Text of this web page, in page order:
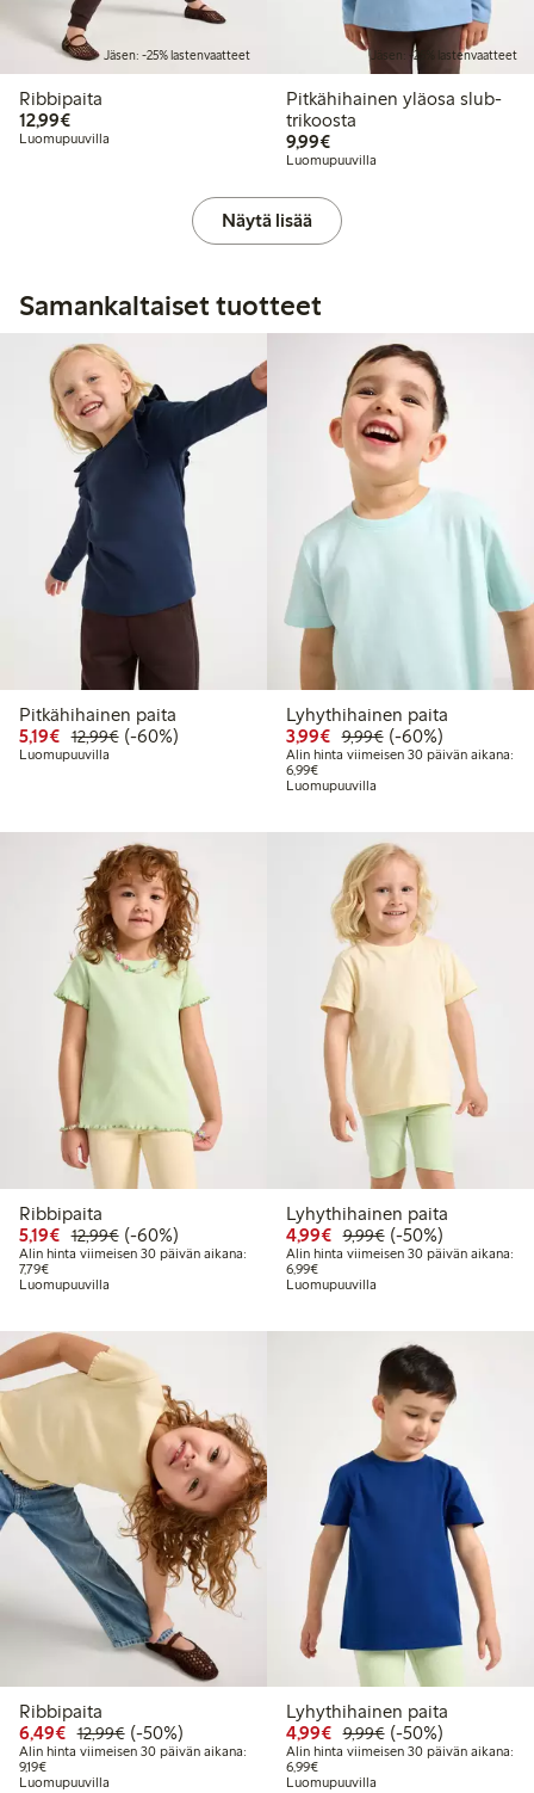
Jäsen: -25% lastenvaatteet
Ribbipaita
12,99€12,99 €
Luomupuuvilla
Jäsen: -25% lastenvaatteet
Pitkähihainen yläosa slub-
trikoosta
9,99€9,99 €
Luomupuuvilla
Näytä lisää
Samankaltaiset tuotteet
Pitkähihainen paita
5,19€ Alennettu hinta: 5,19 €
12,99€Normaalihinta: 12,99 €
60% alennus
(-60%)
Luomupuuvilla
Lyhythihainen paita
3,99€ Alennettu hinta: 3,99 €
9,99€Normaalihinta:
60% alennus
(-60%)
Alin hinta viimeisen 30 päivän aikana:
6,99€Alin hinta viimeisen 30 päivän
Luomupuuvilla
Ribbipaita
5,19€ Alennettu hinta: 5,19 €
12,99€Normaalihinta: 12,99 €
60% alennus
(-60%)
Alin hinta viimeisen 30 päivän aikana:
7,79€Alin hinta viimeisen 30 päivän aikana: 7,79 €
Luomupuuvilla
Lyhythihainen paita
4,99€ Alennettu hinta: 4,99 €
9,99€Normaalihinta:
50% alennus
(-50%)
Alin hinta viimeisen 30 päivän aikana:
6,99€Alin hinta viimeisen 30 päivän
Luomupuuvilla
Ribbipaita
6,49€ Alennettu hinta: 6,49 €
12,99€Normaalihinta: 12,99 €
50% alennus
(-50%)
Alin hinta viimeisen 30 päivän aikana:
9,19€Alin hinta viimeisen 30 päivän aikana: 9,19 €
Luomupuuvilla
Lyhythihainen paita
4,99€ Alennettu hinta: 4,99 €
9,99€Normaalihinta:
50% alennus
(-50%)
Alin hinta viimeisen 30 päivän aikana:
6,99€Alin hinta viimeisen 30 päivän
Luomupuuvilla